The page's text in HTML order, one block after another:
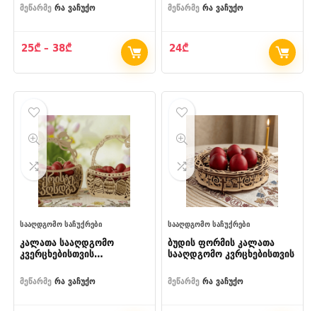
მეწარმე რა ვაჩუქო
25₾ – 38₾Price
25₾
through
მეწარმე რა ვაჩუქო
24₾
ᲡᲐᲐᲦᲓᲒᲝᲛᲝ ᲡᲐᲩᲣᲥᲠᲔᲑᲘ
კალათა სააღდგომო
კვერცხებისთვის
მეწარმე რა ვაჩუქო
ᲡᲐᲐᲦᲓᲒᲝᲛᲝ ᲡᲐᲩᲣᲥᲠᲔᲑᲘ
ბუდის ფორმის კალათა
სააღდგომო კვრცხებისთვის
მეწარმე რა ვაჩუქო